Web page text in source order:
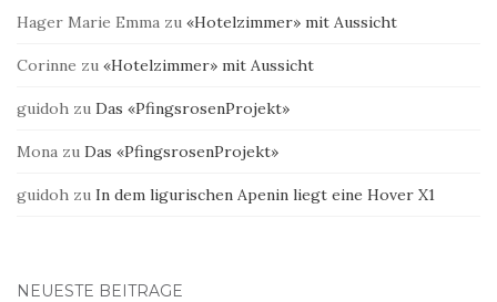
Hager Marie Emma zu «Hotelzimmer» mit Aussicht
Corinne zu «Hotelzimmer» mit Aussicht
guidoh zu Das «PfingsrosenProjekt»
Mona zu Das «PfingsrosenProjekt»
guidoh zu In dem ligurischen Apenin liegt eine Hover X1
NEUESTE BEITRÄGE